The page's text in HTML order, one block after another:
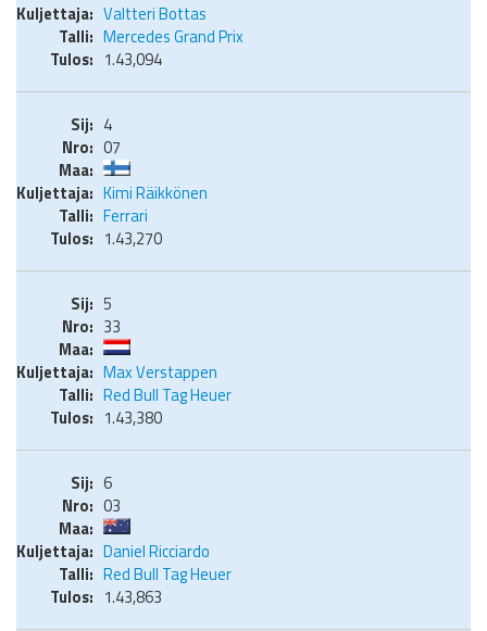
Valtteri Bottas
Mercedes Grand Prix
1.43,094
4
07
Kimi Räikkönen
Ferrari
1.43,270
5
33
Max Verstappen
Red Bull Tag Heuer
1.43,380
6
03
Daniel Ricciardo
Red Bull Tag Heuer
1.43,863